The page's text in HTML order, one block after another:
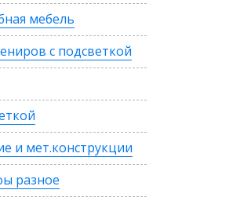
мебель
с подсветкой
и мет.конструкции
разное